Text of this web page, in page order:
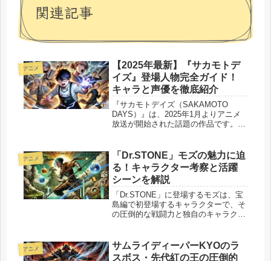
関連記事
アニメ
【2025年最新】『サカモトデ
イズ』登場人物完全ガイド！
キャラと声優を徹底紹介
『サカモトデイズ（SAKAMOTO
DAYS）』は、2025年1月よりアニメ
放送が開始された話題の作品です。原
で、元・伝説の殺し屋が平和な日常を
守るために戦うストーリーが魅力...
アニメ
「Dr.STONE」モズの魅力に迫
る！キャラクター考察と活躍
シーンを解説
「Dr.STONE」に登場するモズは、宝
島編で初登場するキャラクターで、そ
の圧倒的な戦闘力と独自のキャラクタ
かどうかを巡って物語の重要な局面で
揺れ動く複雑な存在です。本記事...
アニメ
サムライディーパーKYOのラ
スボス・先代紅の王の圧倒的